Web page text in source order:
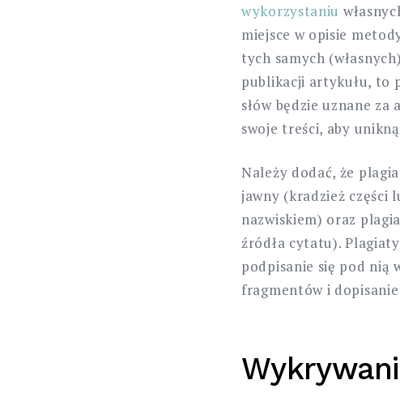
wykorzystaniu
miejsce w opisie
tych samych
publikacji artykułu, to
słów będzie uznane
swoje treści, aby
Należy dodać, że
jawny (kradzież części
nazwiskiem) oraz
źródła cytatu).
podpisanie się pod nią
fragmentów i